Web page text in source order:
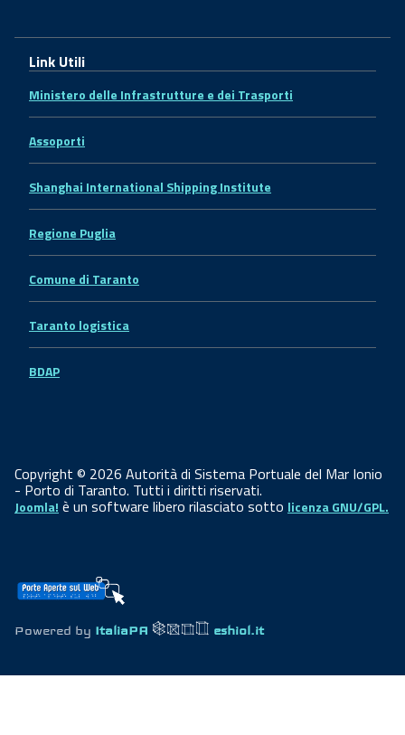
Link Utili
Ministero delle Infrastrutture e dei Trasporti
Assoporti
Shanghai International Shipping Institute
Regione Puglia
Comune di Taranto
Taranto logistica
BDAP
Copyright © 2026 Autorità di Sistema Portuale del Mar Ionio
- Porto di Taranto. Tutti i diritti riservati.
Joomla! è un software libero rilasciato sotto licenza GNU/GPL.
Powered by ItaliaPA eshiol.it